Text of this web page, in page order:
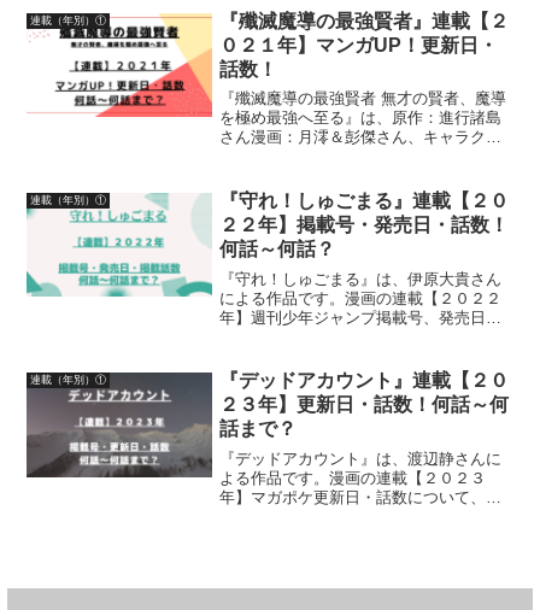
連載（年別）①
『殲滅魔導の最強賢者』連載【２
０２１年】マンガUP！更新日・
話数！
『殲滅魔導の最強賢者 無才の賢者、魔導
を極め最強へ至る』は、原作：進行諸島
さん漫画：月澪＆彭傑さん、キャラクタ
新日、話数について、詳しく紹介してい
ます
連載（年別）①
『守れ！しゅごまる』連載【２０
２２年】掲載号・発売日・話数！
何話～何話？
『守れ！しゅごまる』は、伊原大貴さん
による作品です。漫画の連載【２０２２
年】週刊少年ジャンプ掲載号、発売日、
連載（年別）①
『デッドアカウント』連載【２０
２３年】更新日・話数！何話～何
話まで？
『デッドアカウント』は、渡辺静さんに
よる作品です。漫画の連載【２０２３
年】マガポケ更新日・話数について、詳